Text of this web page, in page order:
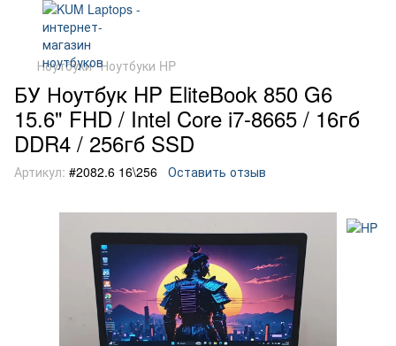
Ноутбуки Ноутбуки HP
БУ Ноутбук HP EliteBook 850 G6
15.6" FHD / Intel Core i7-8665 / 16гб
DDR4 / 256гб SSD
Артикул: #2082.6 16\256 Оставить отзыв